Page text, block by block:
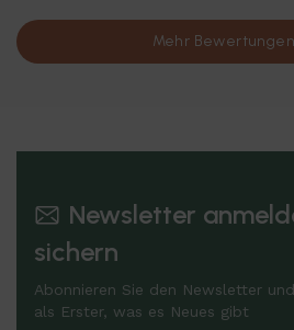
Mehr
Newsletter
sichern
Abonnieren Sie den Newsletter
als Erster, was es Neues gibt